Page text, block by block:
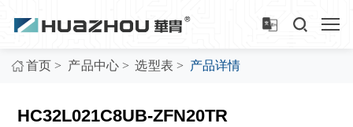
首页 > 产品中心 > 选型表 > 产品详情
HC32L021C8UB-ZFN20TR